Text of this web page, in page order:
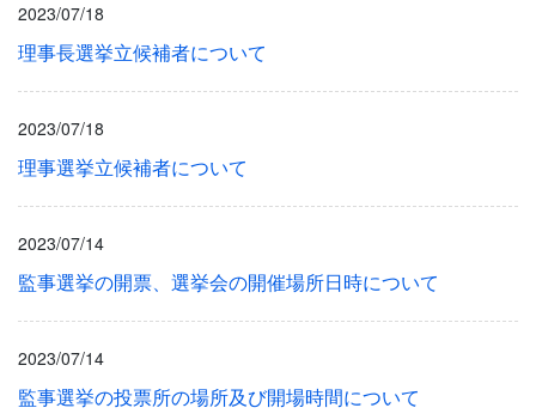
2023/07/18
理事長選挙立候補者について
2023/07/18
理事選挙立候補者について
2023/07/14
監事選挙の開票、選挙会の開催場所日時について
2023/07/14
監事選挙の投票所の場所及び開場時間について